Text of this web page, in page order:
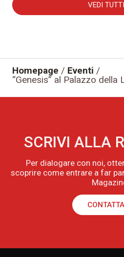
VEDI
Homepage / Eventi /
“Genesis” al Palazzo della
SCRIVI ALLA
Per dialogare con noi,
scoprire come entrare a far